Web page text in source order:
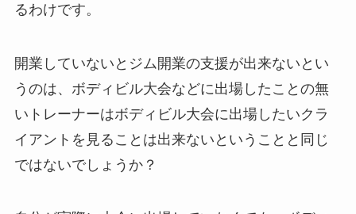
るわけです。
開業していないとジム開業の支援が出来ないとい
うのは、ボディビル大会などに出場したことの無
いトレーナーはボディビル大会に出場したいクラ
イアントを見ることは出来ないということと同じ
ではないでしょうか？